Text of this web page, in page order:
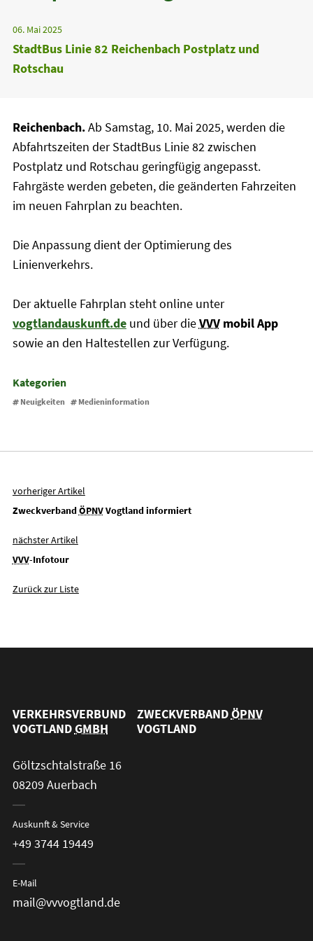
06. Mai 2025
StadtBus Linie 82 Reichenbach Postplatz und
Rotschau
Reichenbach.Ab Samstag, 10. Mai 2025, werden die
Abfahrtszeiten der StadtBus Linie 82 zwischen
Postplatz und Rotschau geringfügig angepasst.
Fahrgäste werden gebeten, die geänderten Fahrzeiten
im neuen Fahrplan zu beachten.
Die Anpassung dient der Optimierung des
Linienverkehrs.
Der aktuelle Fahrplan steht online unter
vogtlandauskunft.deund über dieVVVmobil App
sowie an den Haltestellen zur Verfügung.
Kategorien
Neuigkeiten Medieninformation
vorheriger Artikel
ZweckverbandÖPNVVogtland informiert
nächster Artikel
VVV-Infotour
Zurück zur Liste
VERKEHRSVERBUND
VOGTLANDGMBH
ZWECKVERBANDÖPNV
VOGTLAND
Göltzschtalstraße 16
08209 Auerbach
Auskunft & Service
+49 3744 19449
E-Mail
mail@vvvogtland.de